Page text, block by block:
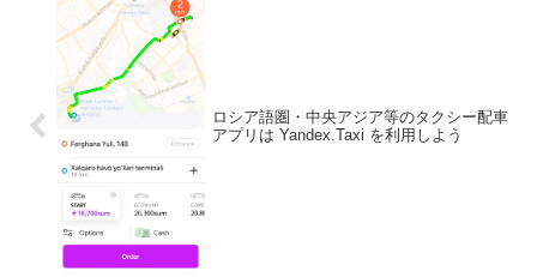
ロシア語圏・中央アジア等のタクシー配車
アプリは Yandex.Taxi を利用しよう